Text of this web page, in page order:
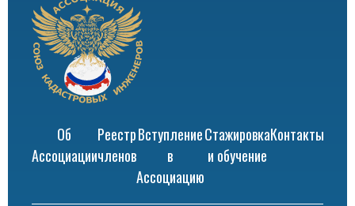
Об
Ассоциации
Реестр
членов
Вступление
в
Ассоциацию
Стажировка
и обучение
Контакты